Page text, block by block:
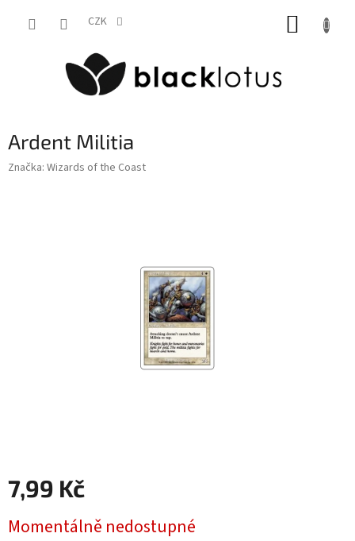
CZK
Ardent Militia
Značka: Wizards of the Coast
7,99 Kč
cena:
Momentálně nedostupné